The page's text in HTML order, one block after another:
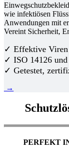
wie infektiösen
Anwendungen mit
Vereint Sicherheit,
✓ Effektive Viren
✓ ISO 14126
✓ Getestet,
→
PERFEKT